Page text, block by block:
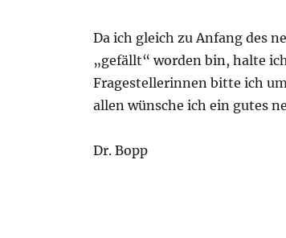
Da ich gleich zu Anfang des
„gefällt“ worden bin, halte
Fragestellerinnen bitte ich
allen wünsche ich ein gutes
Dr. Bopp